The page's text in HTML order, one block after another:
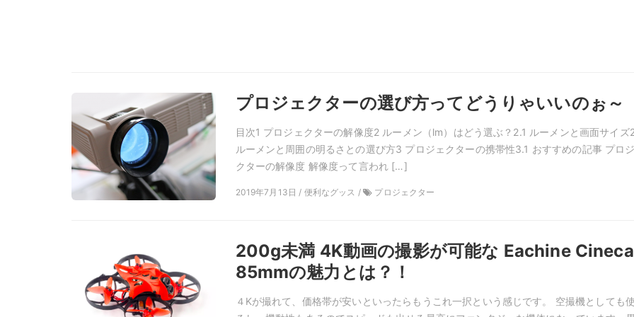
プロジェクターの選び方ってどうりゃいいのぉ～
目次1 プロジェクターの解像度2 ルーメン（lm）はどう選ぶ？2.1 ルーメンと画面サイズ
ルーメンと周囲の明るさとの選び方3 プロジェクターの携帯性3.1 おすすめの記事 プロ
クターの解像度 解像度って言われ […]
2019年7月13日 / 便利なグッス / プロジェクター
200g未満 4K動画の撮影が可能な Eachine
85mmの魅力とは？！
４Kが撮れて、価格帯が安いといったらもうこれ一択という感じです。 空撮機としても使